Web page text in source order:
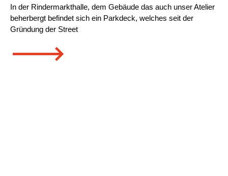
In der Rindermarkthalle, dem Gebäude das auch unser Atelier
beherbergt befindet sich ein Parkdeck, welches seit der
Gründung der Street
🡒